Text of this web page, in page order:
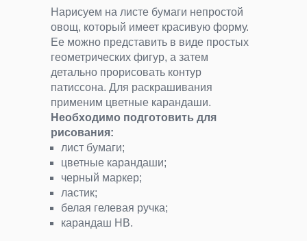
Нарисуем на листе бумаги непростой
овощ, который имеет красивую форму.
Ее можно представить в виде простых
геометрических фигур, а затем
детально прорисовать контур
патиссона. Для раскрашивания
применим цветные карандаши.
Необходимо подготовить для
рисования:
лист бумаги;
цветные карандаши;
черный маркер;
ластик;
белая гелевая ручка;
карандаш НВ.